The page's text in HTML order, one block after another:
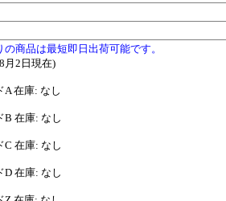
の商品は最短即日出荷可能です。
月2日現在)
A 在庫: なし
B 在庫: なし
C 在庫: なし
D 在庫: なし